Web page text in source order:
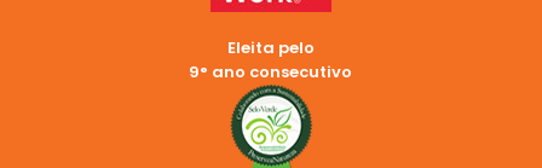
Eleita pelo
9° ano consecutivo